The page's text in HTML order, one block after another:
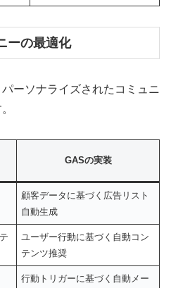
ーの最適化
ーソナライズされたコミュニ
GASの実装
顧客データに基づく広告リスト
自動生成
ユーザー行動に基づく自動コン
テンツ推奨
行動トリガーに基づく自動メー